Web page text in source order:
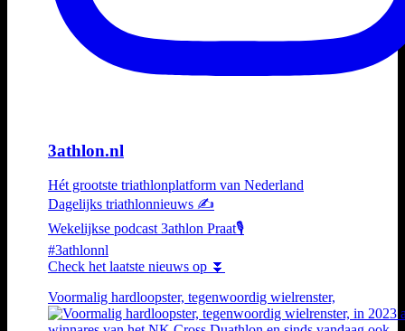
3athlon.nl
Hét grootste triathlonplatform van Nederland
Dagelijks triathlonnieuws ✍️
Wekelijkse podcast 3athlon Praat🎙️
#3athlonnl
Check het laatste nieuws op ⏬
Voormalig hardloopster, tegenwoordig wielrenster,